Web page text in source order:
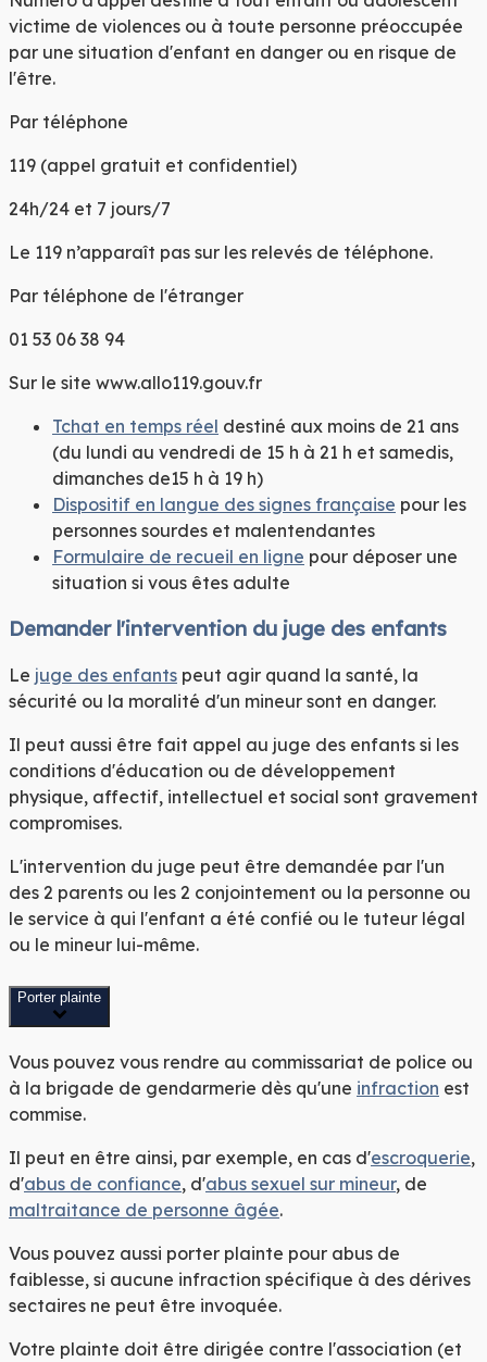
victime de violences ou à toute personne préoccupée
par une situation d'enfant en danger ou en risque de
l'être.
Par téléphone
119 (appel gratuit et confidentiel)
24h/24 et 7 jours/7
Le 119 n’apparaît pas sur les relevés de téléphone.
Par téléphone de l'étranger
01 53 06 38 94
Sur le site www.allo119.gouv.fr
Tchat en temps réel destiné aux moins de 21 ans
(du lundi au vendredi de 15 h à 21 h et samedis,
dimanches de15 h à 19 h)
Dispositif en langue des signes française pour les
personnes sourdes et malentendantes
Formulaire de recueil en ligne pour déposer une
situation si vous êtes adulte
Demander l'intervention du juge des enfants
Le juge des enfants peut agir quand la santé, la
sécurité ou la moralité d'un mineur sont en danger.
Il peut aussi être fait appel au juge des enfants si les
conditions d'éducation ou de développement
physique, affectif, intellectuel et social sont gravement
compromises.
L'intervention du juge peut être demandée par l'un
des 2 parents ou les 2 conjointement ou la personne ou
le service à qui l'enfant a été confié ou le tuteur légal
ou le mineur lui-même.
Porter plainte
Vous pouvez vous rendre au commissariat de police ou
à la brigade de gendarmerie dès qu'une infraction est
commise.
Il peut en être ainsi, par exemple, en cas d'escroquerie,
d'abus de confiance, d'abus sexuel sur mineur, de
maltraitance de personne âgée.
Vous pouvez aussi porter plainte pour abus de
faiblesse, si aucune infraction spécifique à des dérives
sectaires ne peut être invoquée.
Votre plainte doit être dirigée contre l'association (et